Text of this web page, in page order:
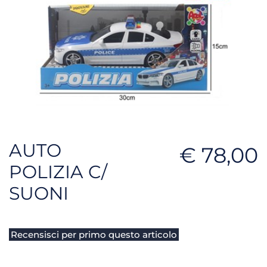
AUTO
POLIZIA C/
SUONI
€ 78,00
Recensisci per primo questo articolo